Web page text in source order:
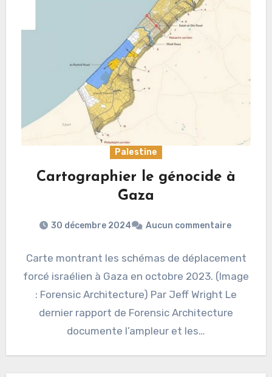
Palestine
Cartographier le génocide à
Gaza
30 décembre 2024 Aucun commentaire
Carte montrant les schémas de déplacement
forcé israélien à Gaza en octobre 2023. (Image
: Forensic Architecture) Par Jeff Wright Le
dernier rapport de Forensic Architecture
documente l’ampleur et les…